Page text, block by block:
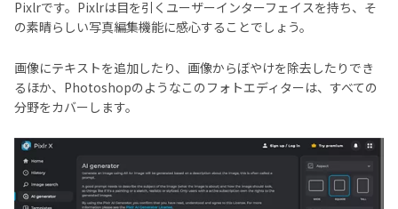
Pixlrです。Pixlrは目を引くユーザーインターフェイスを持ち、そ
の素晴らしい写真編集機能に感心することでしょう。
画像にテキストを追加したり、画像からぼやけを除去したりでき
るほか、Photoshopのようなこのフォトエディターは、すべての
分野をカバーします。